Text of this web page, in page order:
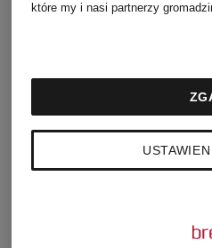
portfel
które my i nasi partnerzy